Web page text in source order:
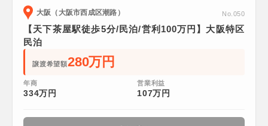
大阪（大阪市西成区潮路）
No.050
【天下茶屋駅徒歩5分/民泊/営利100万円】大阪特区
民泊
譲渡希望額280万円
年商
334万円
営業利益
107万円